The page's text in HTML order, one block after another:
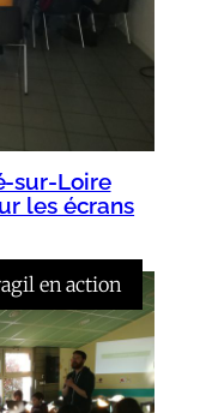
sur-Loire
les écrans
en action